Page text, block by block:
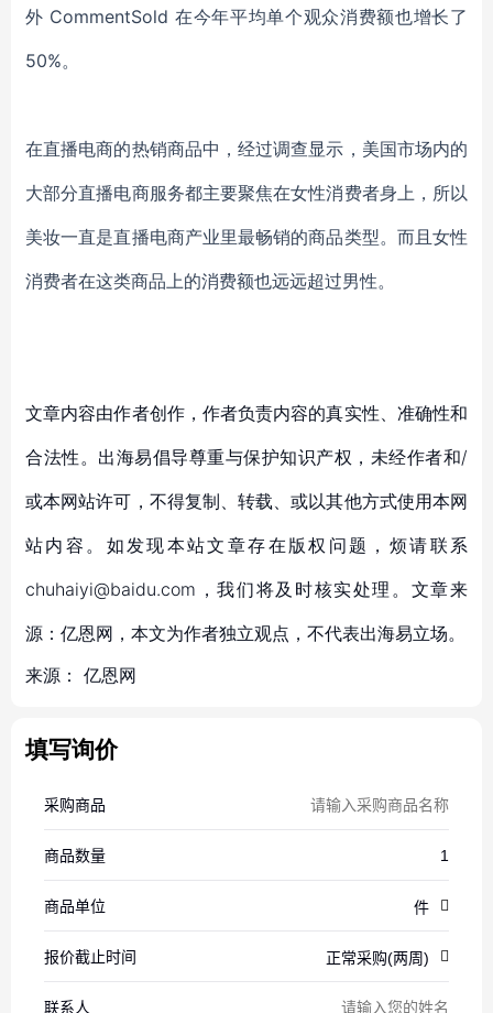
外 CommentSold 在今年平均单个观众消费额也增长了
50%。
在直播电商的热销商品中，经过调查显示， 美国市场内的
大部分直播电商服务都主要聚焦在女性消费者身上 ，所以
美妆一直是直播电商产业里最畅销的商品类型。而且 女性
消费者在这类商品上的消费额也远远超过男性。
文章内容由作者创作，作者负责内容的真实性、准确性和
合法性。出海易倡导尊重与保护知识产权，未经作者和/
或本网站许可，不得复制、转载、或以其他方式使用本网
站内容。如发现本站文章存在版权问题，烦请联系
chuhaiyi@baidu.com，我们将及时核实处理。文章来
源：亿恩网，本文为作者独立观点，不代表出海易立场。
来源： 亿恩网
填写询价